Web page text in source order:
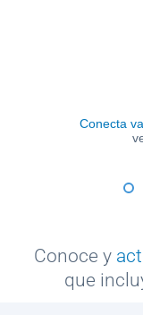
Conecta
Descarga y
Da a
Comunícate
de un
Administra
Accedea
1
Conoce y
que